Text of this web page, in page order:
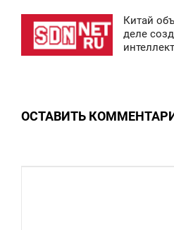
Китай
деле
ОСТАВИТЬ